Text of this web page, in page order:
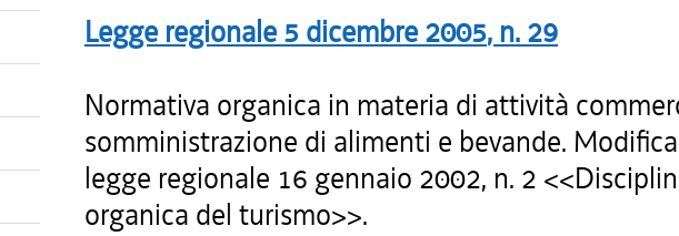
Legge regionale 5 dicembre 2005, n. 29
Normativa organica in materia di attività
somministrazione di alimenti e bevande.
legge regionale 16 gennaio 2002, n. 2
organica del turismo>>.